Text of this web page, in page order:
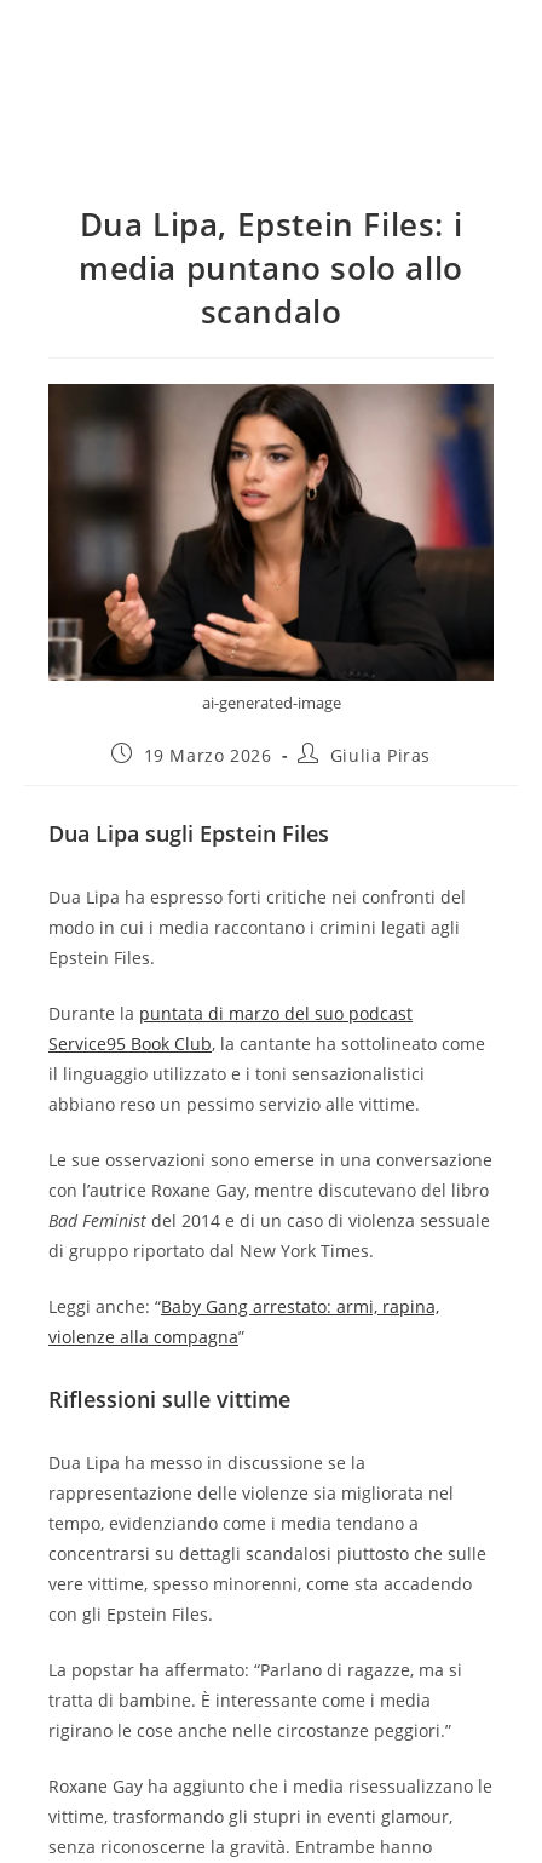
Dua Lipa, Epstein Files: i
media puntano solo allo
scandalo
ai-generated-image
19 Marzo 2026 Giulia Piras
Dua Lipa sugli Epstein Files
Dua Lipa ha espresso forti critiche nei confronti del
modo in cui i media raccontano i crimini legati agli
Epstein Files.
Durante la puntata di marzo del suo podcast
Service95 Book Club, la cantante ha sottolineato come
il linguaggio utilizzato e i toni sensazionalistici
abbiano reso un pessimo servizio alle vittime.
Le sue osservazioni sono emerse in una conversazione
con l’autrice Roxane Gay, mentre discutevano del libro
Bad Feminist del 2014 e di un caso di violenza sessuale
di gruppo riportato dal New York Times.
Leggi anche: “Baby Gang arrestato: armi, rapina,
violenze alla compagna”
Riflessioni sulle vittime
Dua Lipa ha messo in discussione se la
rappresentazione delle violenze sia migliorata nel
tempo, evidenziando come i media tendano a
concentrarsi su dettagli scandalosi piuttosto che sulle
vere vittime, spesso minorenni, come sta accadendo
con gli Epstein Files.
La popstar ha affermato: “Parlano di ragazze, ma si
tratta di bambine. È interessante come i media
rigirano le cose anche nelle circostanze peggiori.”
Roxane Gay ha aggiunto che i media risessualizzano le
vittime, trasformando gli stupri in eventi glamour,
senza riconoscerne la gravità. Entrambe hanno